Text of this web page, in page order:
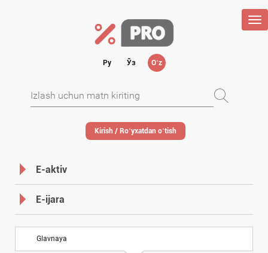
Ру Ўз Oʻz
Kirish / Roʻyхatdan oʻtish
E-aktiv
E-ijara
Glavnaya